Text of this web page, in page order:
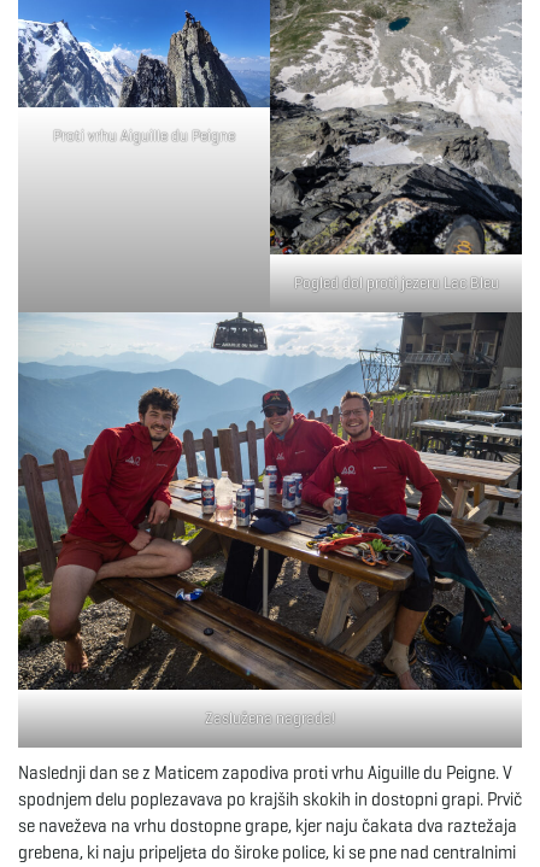
Proti vrhu Aiguille du Peigne
Pogled dol proti jezeru Lac Bleu
Zaslužena nagrada!
Naslednji dan se z Maticem zapodiva proti vrhu Aiguille du Peigne. V
spodnjem delu poplezavava po krajših skokih in dostopni grapi. Prvič
se naveževa na vrhu dostopne grape, kjer naju čakata dva raztežaja
grebena, ki naju pripeljeta do široke police, ki se pne nad centralnimi